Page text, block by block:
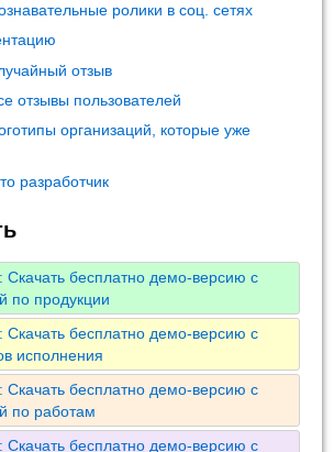
ролики в соц. сетях
отзыв
отзывы пользователей
организаций, которые уже
разработчик
бесплатно демо-версию с
по продукции
бесплатно демо-версию с
исполнения
бесплатно демо-версию с
по работам
бесплатно демо-версию с